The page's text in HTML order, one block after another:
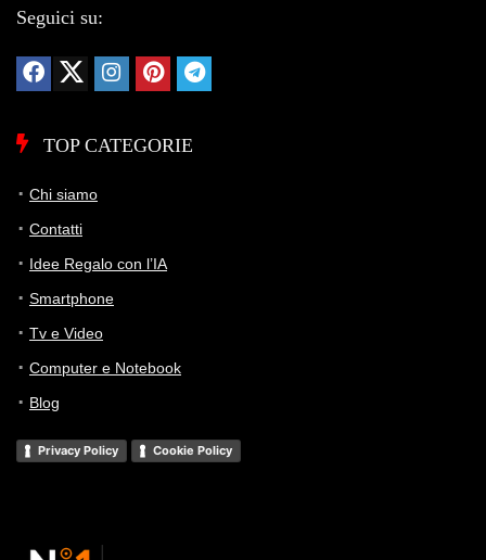
Seguici su:
TOP CATEGORIE
Chi siamo
Contatti
Idee Regalo con l’IA
Smartphone
Tv e Video
Computer e Notebook
Blog
Privacy Policy Cookie Policy